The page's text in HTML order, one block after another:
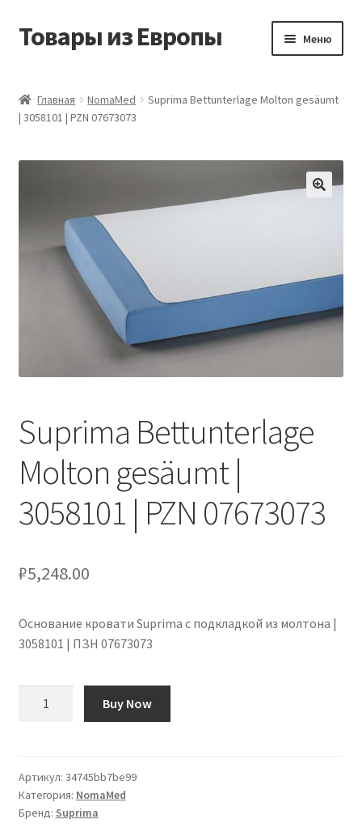
Перейти
Перейти
Товары из Европы Меню
Виды доставки
Заказать товары из Европы
Корзина
Мой аккаунт
Оставить отзыв
Оформление заказа
Подтверждение заказа
Скидки
Сотрудничество
Главная NomaMed
Suprima Bettunterlage Molton gesäumt
| 3058101 | PZN 07673073
Suprima Bettunterlage
Molton gesäumt |
3058101 | PZN 07673073
₽5,248.00
Основание кровати Suprima с подкладкой из молтона |
3058101 | ПЗН 07673073
Molton
gesäumt
|
Buy Now
Артикул: 34745bb7be99
Категория: NomaMed
Бренд: Suprima